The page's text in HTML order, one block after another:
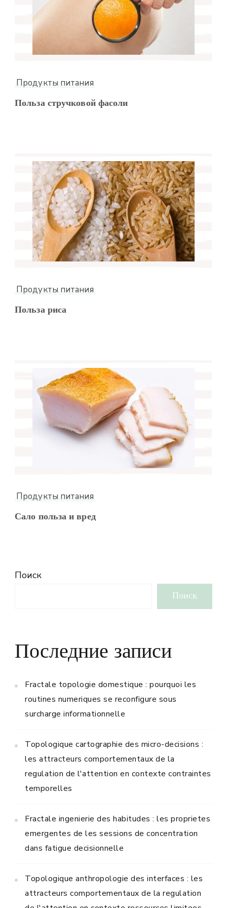
Продукты питания
Польза стручковой фасоли
Продукты питания
Польза риса
Продукты питания
Сало польза и вред
Поиск
Поиск
Последние записи
Fractale topologie domestique : pourquoi les
routines numeriques se reconfigure sous
surcharge informationnelle
Topologique cartographie des micro-decisions :
les attracteurs comportementaux de la
regulation de l'attention en contexte contraintes
temporelles
Fractale ingenierie des habitudes : les proprietes
emergentes de les sessions de concentration
dans fatigue decisionnelle
Topologique anthropologie des interfaces : les
attracteurs comportementaux de la regulation